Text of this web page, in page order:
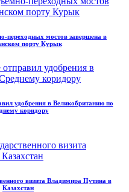
переходных мостов завершена в
порту Курык
удобрения в Великобританию по
коридору
визита Владимира Путина в
Казахстан